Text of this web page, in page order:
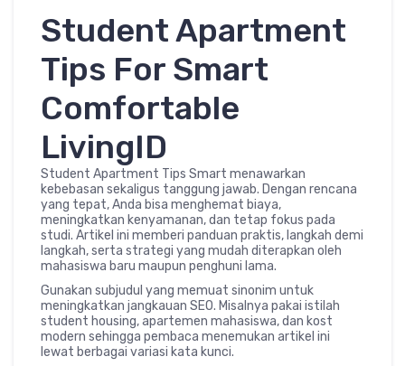
Student Apartment
Tips For Smart
Comfortable
LivingID
Student Apartment Tips Smart menawarkan
kebebasan sekaligus tanggung jawab. Dengan rencana
yang tepat, Anda bisa menghemat biaya,
meningkatkan kenyamanan, dan tetap fokus pada
studi. Artikel ini memberi panduan praktis, langkah demi
langkah, serta strategi yang mudah diterapkan oleh
mahasiswa baru maupun penghuni lama.
Gunakan subjudul yang memuat sinonim untuk
meningkatkan jangkauan SEO. Misalnya pakai istilah
student housing, apartemen mahasiswa, dan kost
modern sehingga pembaca menemukan artikel ini
lewat berbagai variasi kata kunci.